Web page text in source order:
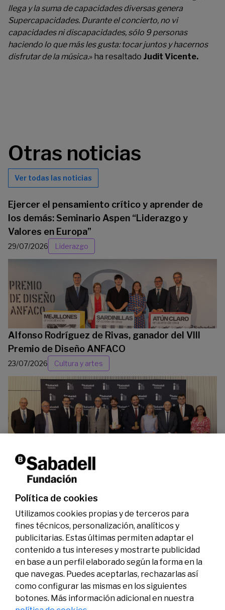
llega y la suma de capacidades diversas genera
Supercapacidades. Durante el concierto, no vi
capacidades ni discapacidades, sólo 9 personas
haciendo lo que más les gusta: tocar juntos y hacernos
disfrutar de la música.» ha resaltado Judit Vicente.
Otras noticias
Ver todas las noticias
Ejercer el pensamiento crítico y aprender de
los demás: Seminario Aspen “Liderazgo y
Valores en Europa”
29/07/2026 Liderazgo
Alfonso Rodríguez de Rivas, ganador del VIII
Premio de Diseño ANFACO
23/07/2026 Cultura y artes
La Fundación Banco Sabadell reconoce a dos
investigadores en los ámbitos de la edición del
genoma y la energía limpia
07/07/2026 Premios
Legal
Aviso legal
Actividad
Convocatorias
Social
Política de cookies
Utilizamos cookies propias y de terceros para
fines técnicos, personalización, analíticos y
publicitarias. Estas últimas permiten adaptar el
contenido a tus intereses y mostrarte publicidad
en base a un perfil elaborado según la forma en la
que navegas. Puedes aceptarlas, rechazarlas así
como configurar las mismas en los siguientes
botones. Más información adicional en nuestra